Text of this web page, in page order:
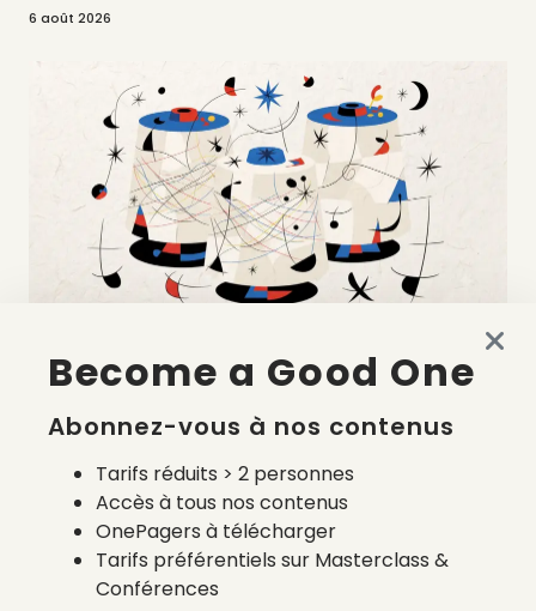
6 août 2026
Made in France en 2026 : accessible, semi-automatisé et
à la carte
Become a Good One
Abonnez-vous à nos contenus
Tarifs réduits > 2 personnes
Accès à tous nos contenus
OnePagers à télécharger
Tarifs préférentiels sur Masterclass &
Conférences